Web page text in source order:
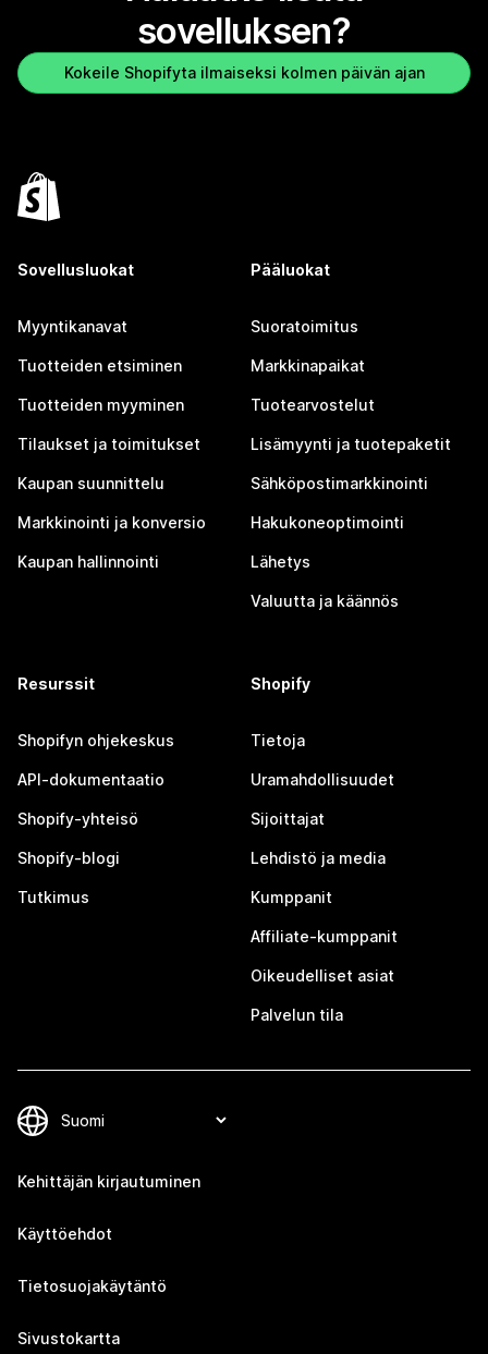
sovelluksen?
Kokeile Shopifyta ilmaiseksi kolmen päivän ajan
Sovellusluokat
Myyntikanavat
Tuotteiden etsiminen
Tuotteiden myyminen
Tilaukset ja toimitukset
Kaupan suunnittelu
Markkinointi ja konversio
Kaupan hallinnointi
Pääluokat
Suoratoimitus
Markkinapaikat
Tuotearvostelut
Lisämyynti ja tuotepaketit
Sähköpostimarkkinointi
Hakukoneoptimointi
Lähetys
Valuutta ja käännös
Resurssit
Shopifyn ohjekeskus
API-dokumentaatio
Shopify-yhteisö
Shopify-blogi
Tutkimus
Shopify
Tietoja
Uramahdollisuudet
Sijoittajat
Lehdistö ja media
Kumppanit
Affiliate-kumppanit
Oikeudelliset asiat
Palvelun tila
Kehittäjän kirjautuminen
Käyttöehdot
Tietosuojakäytäntö
Sivustokartta